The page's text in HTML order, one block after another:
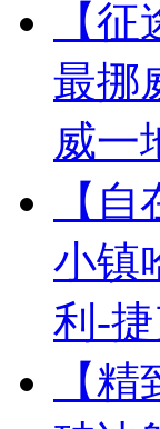
【
最挪
威一
【
小镇
利-
【